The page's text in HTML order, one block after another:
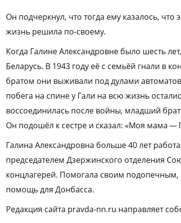
Он подчеркнул, что тогда ему казалось, что
жизнь решила по-своему.
Когда Галине Александровне было шесть
Беларусь. В 1943 году её с семьёй гнали в
братом они выживали под дулами
побега на спине у Гали на всю жизнь
воссоединилась после войны, младший
Он подошёл к сестре и сказал: «Моя мама —
Галина Александровна больше 40 лет
председателем Дзержинского отделения
концлагерей. Помогала своим
помощь для Донбасса.
Редакция сайта pravda-nn.ru направляет